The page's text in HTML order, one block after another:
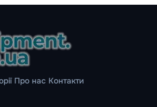
Про нас Контакти